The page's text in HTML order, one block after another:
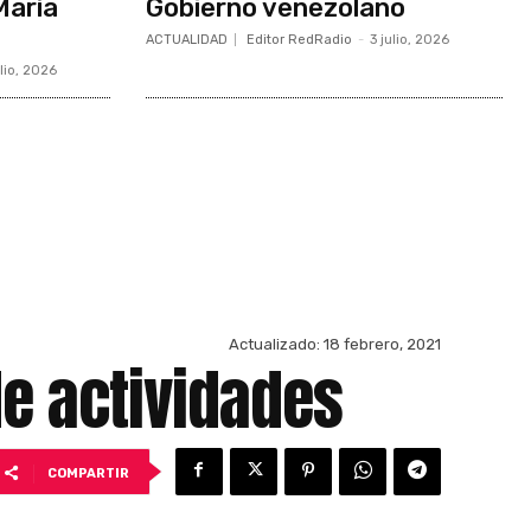
2026
Gobierno venezolano
ACTUALIDAD Editor RedRadio - 3 julio, 2026